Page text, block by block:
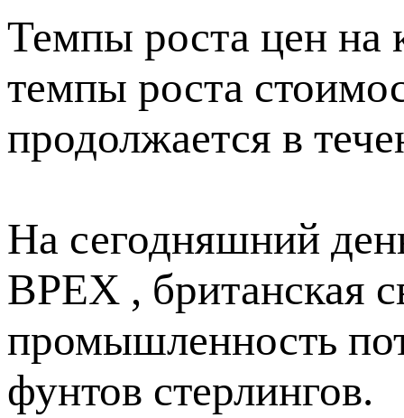
Темпы роста цен на
темпы роста
продолжается в
На сегодняшний
BPEX , британская
промышленность
фунтов стерлингов.